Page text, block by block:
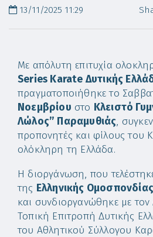
13/11/2025 11:29
Με απόλυτη επιτυχία
Series Karate Δυτικής
πραγματοποιήθηκε το
Νοεμβρίου στο Κλειστό
Λώλος” Παραμυθιάς,
προπονητές και φίλους του
ολόκληρη τη Ελλάδα.
Η διοργάνωση, που
της Ελληνικής
και συνδιοργανώθηκε με
Τοπική Επιτροπή Δυτικής
του Αθλητικού Σύλλογου